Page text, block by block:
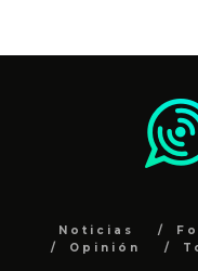
Noticias
Opinión